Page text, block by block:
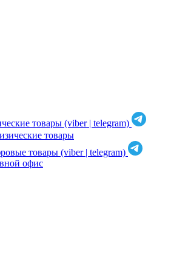
товары (viber | telegram)
товары
товары (viber | telegram)
офис